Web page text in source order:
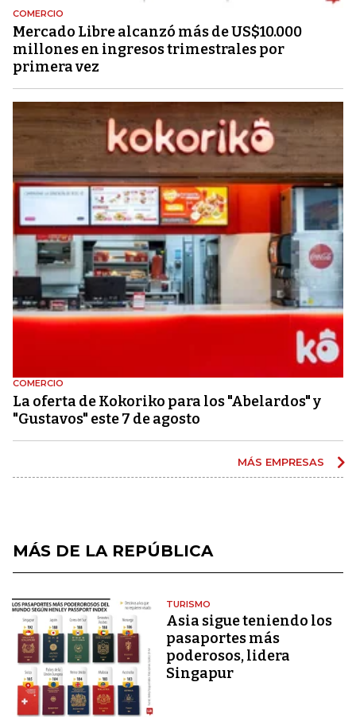
COMERCIO
Mercado Libre alcanzó más de US$10.000
millones en ingresos trimestrales por
primera vez
COMERCIO
La oferta de Kokoriko para los "Abelardos" y
"Gustavos" este 7 de agosto
MÁS EMPRESAS
MÁS DE LA REPÚBLICA
TURISMO
Asia sigue teniendo los
pasaportes más
poderosos, lidera
Singapur